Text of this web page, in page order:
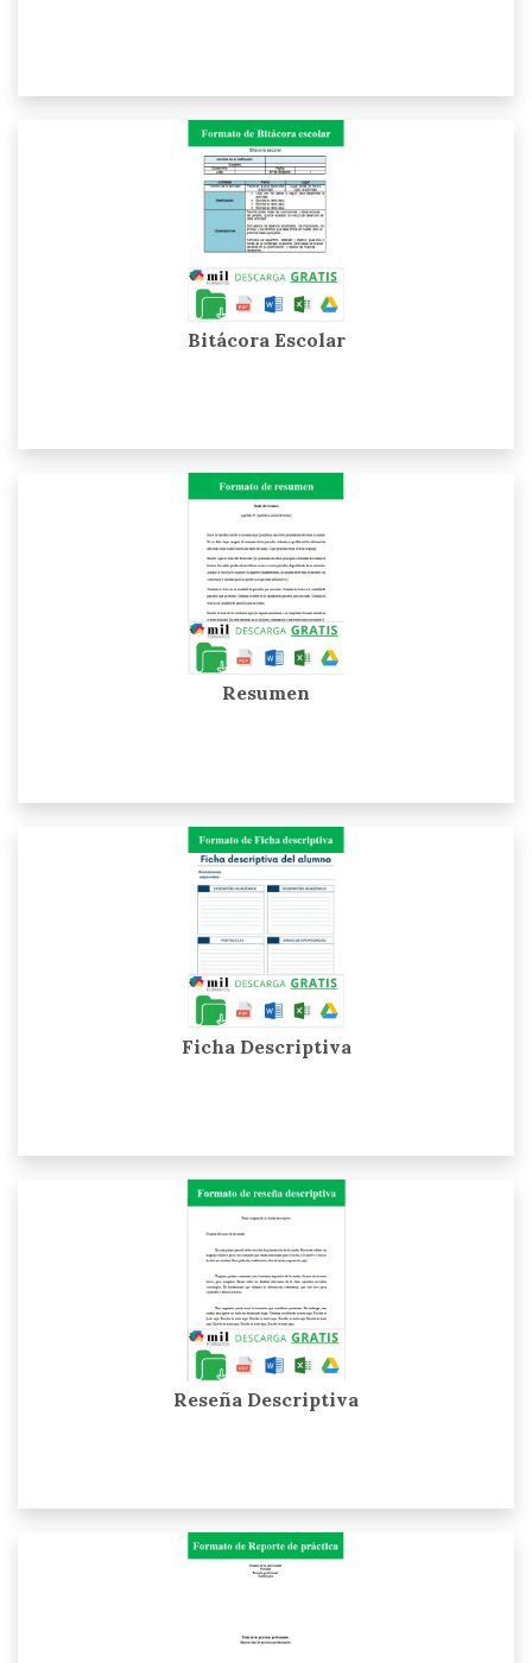
Bitácora Escolar
Resumen
Ficha Descriptiva
Reseña Descriptiva